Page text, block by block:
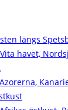
längs
havet,